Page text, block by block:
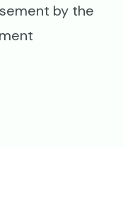
by the